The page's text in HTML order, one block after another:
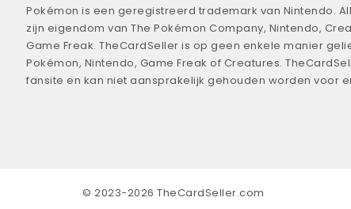
Pokémon is een geregistreerd trademark van Nintendo.
zijn eigendom van The Pokémon Company, Nintendo,
Game Freak. TheCardSeller is op geen enkele manier
Pokémon, Nintendo, Game Freak of Creatures.
fansite en kan niet aansprakelijk gehouden worden voor
© 2023-2026 TheCardSeller.com